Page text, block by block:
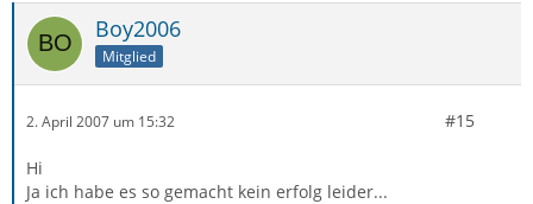
Boy2006
Mitglied
2. April 2007 um 15:32 #15
Hi
Ja ich habe es so gemacht kein erfolg leider...